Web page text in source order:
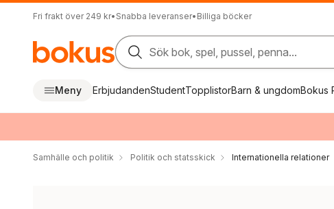
Fri frakt över 249 kr• Snabba leveranser• Billiga böcker
Sök bok, spel, pussel, penna...
Meny ErbjudandenStudentTopplistorBarn & ungdomBokus
Samhälle och politik Politik och statsskick Internationella relationer